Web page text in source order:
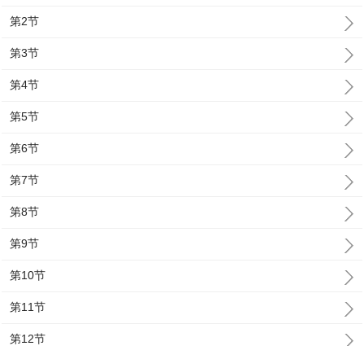
第2节
第3节
第4节
第5节
第6节
第7节
第8节
第9节
第10节
第11节
第12节